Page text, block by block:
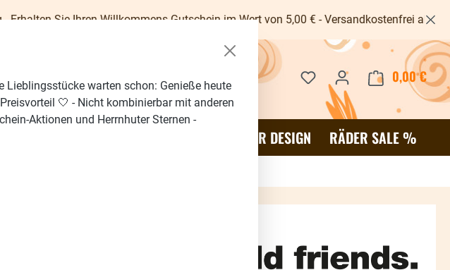
Ihren Willkommens-Gutschein im Wert von 5,00 € - Versandkostenfrei ab 40€ -
Du hast 0 Produkte auf dem
0,00 €
RÄDER DESIGN RÄDER SALE %
Lieblingsstücke warten schon: Genieße heute
🤍 - Nicht kombinierbar mit anderen
Aktionen und Herrnhuter Sternen -